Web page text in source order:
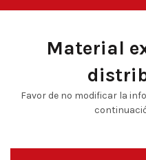
Material
Favor de no modificar la